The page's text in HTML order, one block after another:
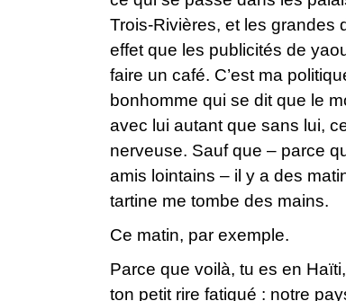
Trois-Rivières, et les grandes
effet que les publicités de
faire un café. C’est ma
bonhomme qui se dit que le
avec lui autant que sans lui,
nerveuse. Sauf que – parce
amis lointains – il y a des
tartine me tombe des mains.
Ce matin, par exemple.
Parce que voilà, tu es en
ton petit rire fatigué : notre